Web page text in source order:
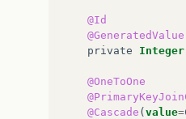
@Id
@GeneratedValue
private
Integer
@OneToOne
@Cascade ( value=